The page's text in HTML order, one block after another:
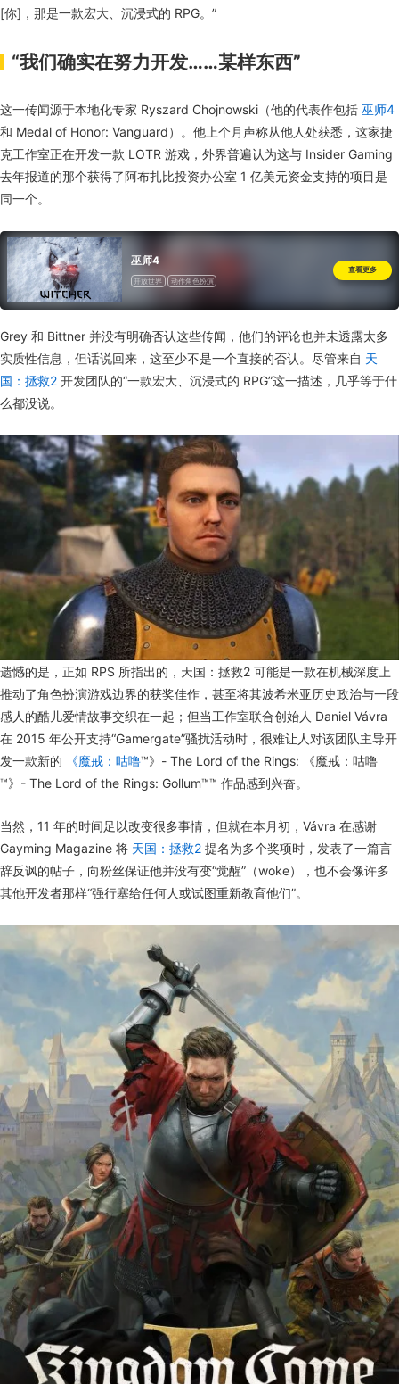
[你]，那是一款宏大、沉浸式的 RPG。”
“我们确实在努力开发……某样东西”
这一传闻源于本地化专家 Ryszard Chojnowski（他的代表作包括 巫师4
和 Medal of Honor: Vanguard）。他上个月声称从他人处获悉，这家捷
克工作室正在开发一款 LOTR 游戏，外界普遍认为这与 Insider Gaming
去年报道的那个获得了阿布扎比投资办公室 1 亿美元资金支持的项目是
同一个。
巫师4
开放世界 动作角色扮演
查看更多
Grey 和 Bittner 并没有明确否认这些传闻，他们的评论也并未透露太多
实质性信息，但话说回来，这至少不是一个直接的否认。尽管来自 天
国：拯救2 开发团队的“一款宏大、沉浸式的 RPG”这一描述，几乎等于什
么都没说。
遗憾的是，正如 RPS 所指出的，天国：拯救2 可能是一款在机械深度上
推动了角色扮演游戏边界的获奖佳作，甚至将其波希米亚历史政治与一段
感人的酷儿爱情故事交织在一起；但当工作室联合创始人 Daniel Vávra
在 2015 年公开支持“Gamergate”骚扰活动时，很难让人对该团队主导开
发一款新的
《魔戒：咕噜™》- The Lord of the Rings: 《魔戒：咕噜
™》- The Lord of the Rings: Gollum™™ 作品感到兴奋。
当然，11 年的时间足以改变很多事情，但就在本月初，Vávra 在感谢
Gayming Magazine 将 天国：拯救2 提名为多个奖项时，发表了一篇言
辞反讽的帖子，向粉丝保证他并没有变“觉醒”（woke），也不会像许多
其他开发者那样“强行塞给任何人或试图重新教育他们”。